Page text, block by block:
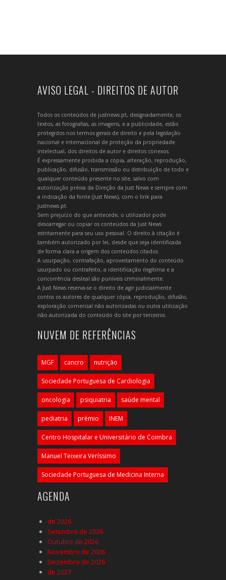
AVISO LEGAL - DIREITOS DE AUTOR
Todos os conteúdos de justnews.pt, designadamente, os
textos, as fotografias, as imagens, e a publicidade, estão
protegidos nos termos gerais de direito e pela legislação
nacional e internacional de proteção da propriedade
intelectual, dos direitos de autor e direitos conexos.
É expressamente proibida a cópia, alteração, reprodução,
publicação, difusão, transmissão ou distribuição de todo e
qualquer conteúdo presente no site, salvo com
autorização prévia da Direção da Just News e sempre com
a indicação da fonte (Just News), com o link para
justnews.pt.
Sem prejuízo do que antecede, o utilizador pode
descarregar ou copiar os conteúdos da Just News
estritamente para seu uso pessoal. O direito à citação é
também autorizado por lei, desde que seja identificada
de forma clara a origem dos conteúdos citados.
A usurpação, contrafação, aproveitamento do conteúdo
usurpado ou contrafeito, a identificação ilegítima e a
concorrência desleal são puníveis criminalmente.
A Just News reserva-se o direito de agir judicialmente
contra os autores de qualquer cópia, reprodução, difusão,
exploração comercial não autorizadas ou outra utilização
não autorizada do conteúdo do site por terceiros.
NUVEM DE REFERÊNCIAS
MGF cancro nutrição
Sociedade Portuguesa de Cardiologia
oncologia psiquiatria saúde mental
pediatria prémio INEM
Centro Hospitalar e Universitário de Coimbra
Manuel Teixeira Veríssimo
Sociedade Portuguesa de Medicina Interna
AGENDA
de 2026
Setembro de 2026
Outubro de 2026
Novembro de 2026
Dezembro de 2026
de 2027